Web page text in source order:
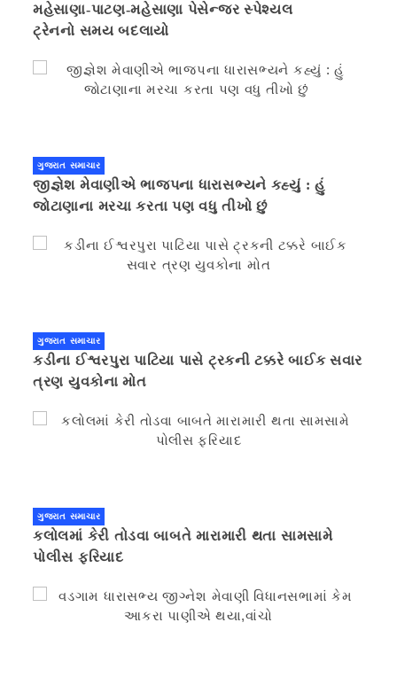
મહેસાણા-પાટણ-મહેસાણા પેસેન્જર સ્પેશ્યલ
ટ્રેનનો સમય બદલાયો
ગુજરાત સમાચાર
જીજ્ઞેશ મેવાણીએ ભાજપના ધારાસભ્યને કહ્યું : હું
જોટાણાના મરચા કરતા પણ વધુ તીખો છું
ગુજરાત સમાચાર
કડીના ઈશ્વરપુરા પાટિયા પાસે ટ્રકની ટક્કરે બાઈક સવાર
ત્રણ યુવકોના મોત
ગુજરાત સમાચાર
કલોલમાં કેરી તોડવા બાબતે મારામારી થતા સામસામે
પોલીસ ફરિયાદ